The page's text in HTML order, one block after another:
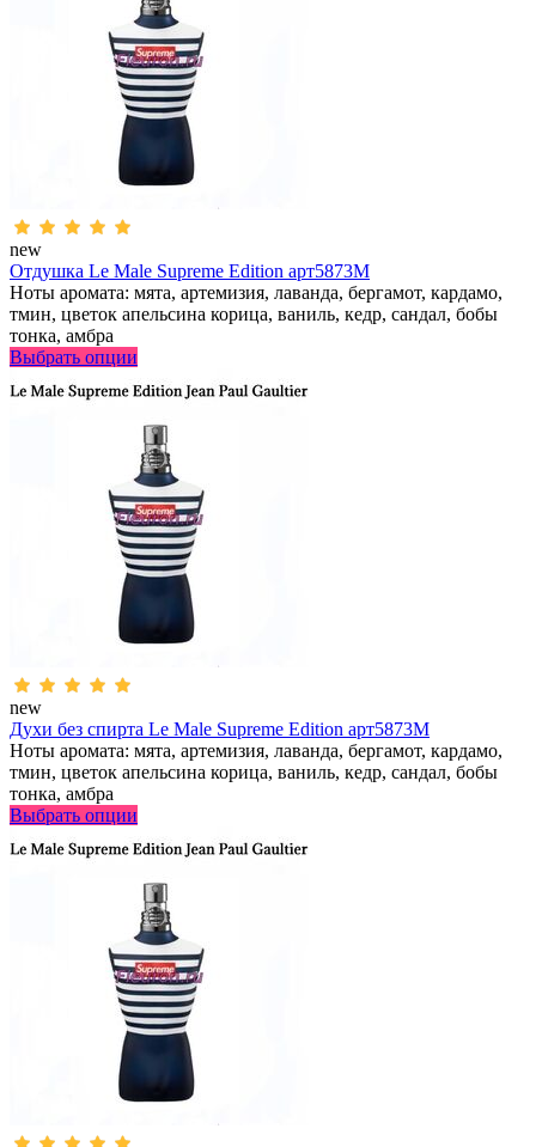
new
Отдушка Le Male Supreme Edition арт5873M
Ноты аромата: мята, артемизия, лаванда, бергамот, кардамо,
тмин, цветок апельсина корица, ваниль, кедр, сандал, бобы
тонка, амбра
Выбрать опции
new
Духи без спирта Le Male Supreme Edition арт5873M
Ноты аромата: мята, артемизия, лаванда, бергамот, кардамо,
тмин, цветок апельсина корица, ваниль, кедр, сандал, бобы
тонка, амбра
Выбрать опции